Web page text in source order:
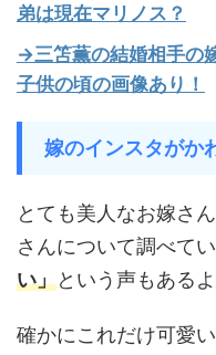
弟は現在マリノス？
→三笘薫の結婚相手の
子供の頃の画像あり！
嫁のインスタがか
とても美人なお嫁さ
さんについて調べてい
い」という声もあるよ
確かにこれだけ可愛